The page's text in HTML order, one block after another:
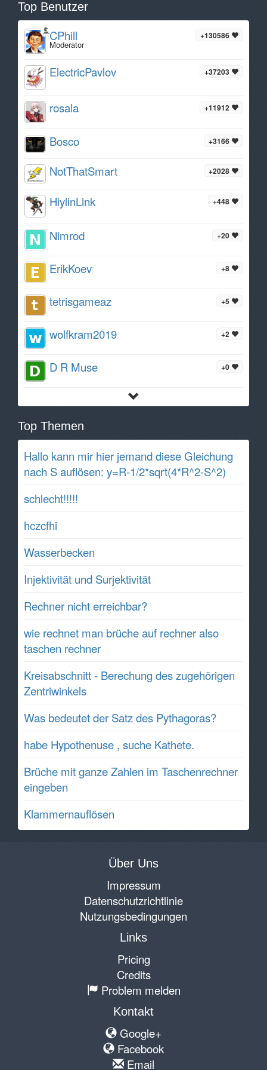
Top Benutzer
+130586
CPhill
Moderator
+37203
ElectricPavlov
+11912
rosala
+3166
Bosco
+2028
NotThatSmart
+448
HiylinLink
+20
Nimrod
+8
ErikKoev
+5
tetrisgameaz
+2
wolfkram2019
+0
D R Muse
Top Themen
Hallo kann mir hier jemand diese Gleichung
nach S auflösen: y=R-1/2*sqrt(4*R^2-S^2)
schlecht!!!!!
hczcfhi
Wasserbecken
Injektivität und Surjektivität
Rechner nicht erreichbar?
wie rechnet man brüche auf rechner also
taschen rechner
Kreisabschnitt - Berechung des zugehörigen
Zentriwinkels
Was bedeutet der Satz des Pythagoras?
habe Hypothenuse , suche Kathete.
Brüche mit ganze Zahlen im Taschenrechner
eingeben
Klammernauflösen
Über Uns
Impressum
Datenschutzrichtlinie
Nutzungsbedingungen
Links
Pricing
Credits
Problem melden
Kontakt
Google+
Facebook
Email